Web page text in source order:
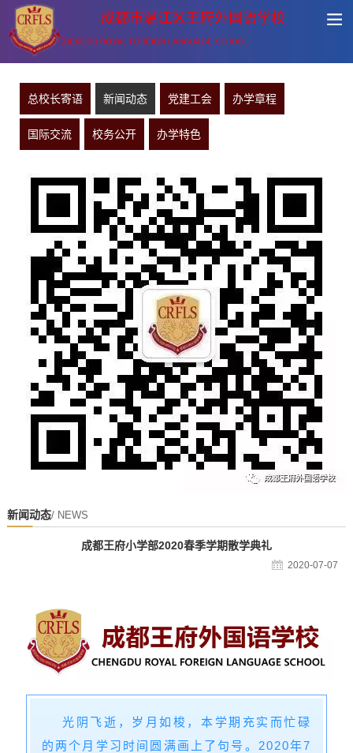
成都市温江区王府外国语学校
CHENGDU ROYAL FOREIGN LANGUAGE SCHOOL
总校长寄语 新闻动态 党建工会 办学章程
国际交流 校务公开 办学特色
新闻动态/ NEWS
成都王府小学部2020春季学期散学典礼
2020-07-07
光阴飞逝，岁月如梭，本学期充实而忙碌
的两个月学习时间圆满画上了句号。2020年7